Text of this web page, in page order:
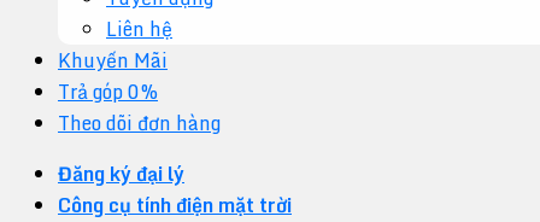
Liên hệ
Khuyến Mãi
Trả góp 0%
Theo dõi đơn hàng
Đăng ký đại lý
Công cụ tính điện mặt trời